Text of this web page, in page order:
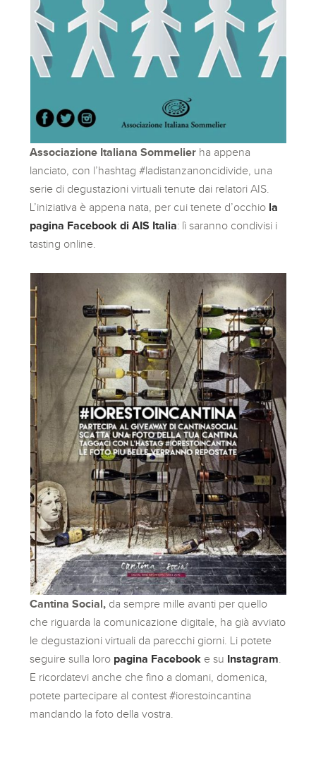
Associazione Italiana Sommelier ha appena
lanciato, con l’hashtag #ladistanzanoncidivide, una
serie di degustazioni virtuali tenute dai relatori AIS.
L’iniziativa è appena nata, per cui tenete d’occhio la
pagina Facebook di AIS Italia: lì saranno condivisi i
tasting online.
Cantina Social, da sempre mille avanti per quello
che riguarda la comunicazione digitale, ha già avviato
le degustazioni virtuali da parecchi giorni. Li potete
seguire sulla loro pagina Facebook e su Instagram
E ricordatevi anche che fino a domani, domenica,
potete partecipare al contest #iorestoincantina
mandando la foto della vostra.